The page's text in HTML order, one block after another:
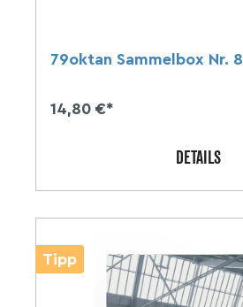
79oktan Sammelbox Nr. 8
14,80 €*
DETAILS
Tipp